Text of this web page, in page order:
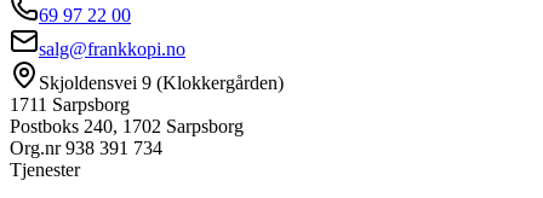
69 97 22 00
salg@frankkopi.no
Skjoldensvei 9 (Klokkergården)
1711 Sarpsborg
Postboks 240, 1702 Sarpsborg
Org.nr938 391 734
Tjenester